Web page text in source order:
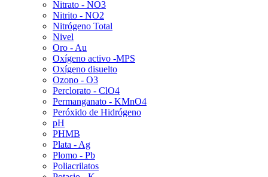
Nitrato - NO3
Nitrito - NO2
Nitrógeno Total
Nivel
Oro - Au
Oxígeno activo -MPS
Oxígeno disuelto
Ozono - O3
Perclorato - ClO4
Permanganato - KMnO4
Peróxido de Hidrógeno
pH
PHMB
Plata - Ag
Plomo - Pb
Poliacrilatos